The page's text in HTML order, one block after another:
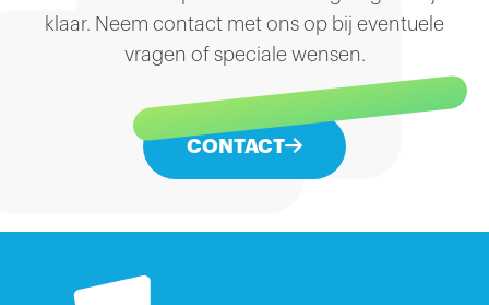
kleurverandering opmerkt, geen
zorgen... dat is puur natuur.
klaar. Neem contact met ons op bij eventuele
vragen of speciale wensen.
CONTACT